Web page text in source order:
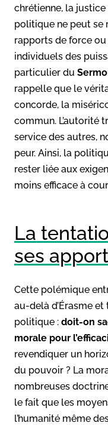
chrétienne, la
politique ne peut se
rapports de force
individuels des
particulier du
rappelle que le
concorde, la
commun. L’autorité
service des autres,
peur. Ainsi, la
rester liée aux
moins efficace à
La
ses
Cette polémique
au-delà d’Érasme
politique : doit-on
morale pour
revendiquer un
du pouvoir ? La
nombreuses
le fait que les
l’humanité même